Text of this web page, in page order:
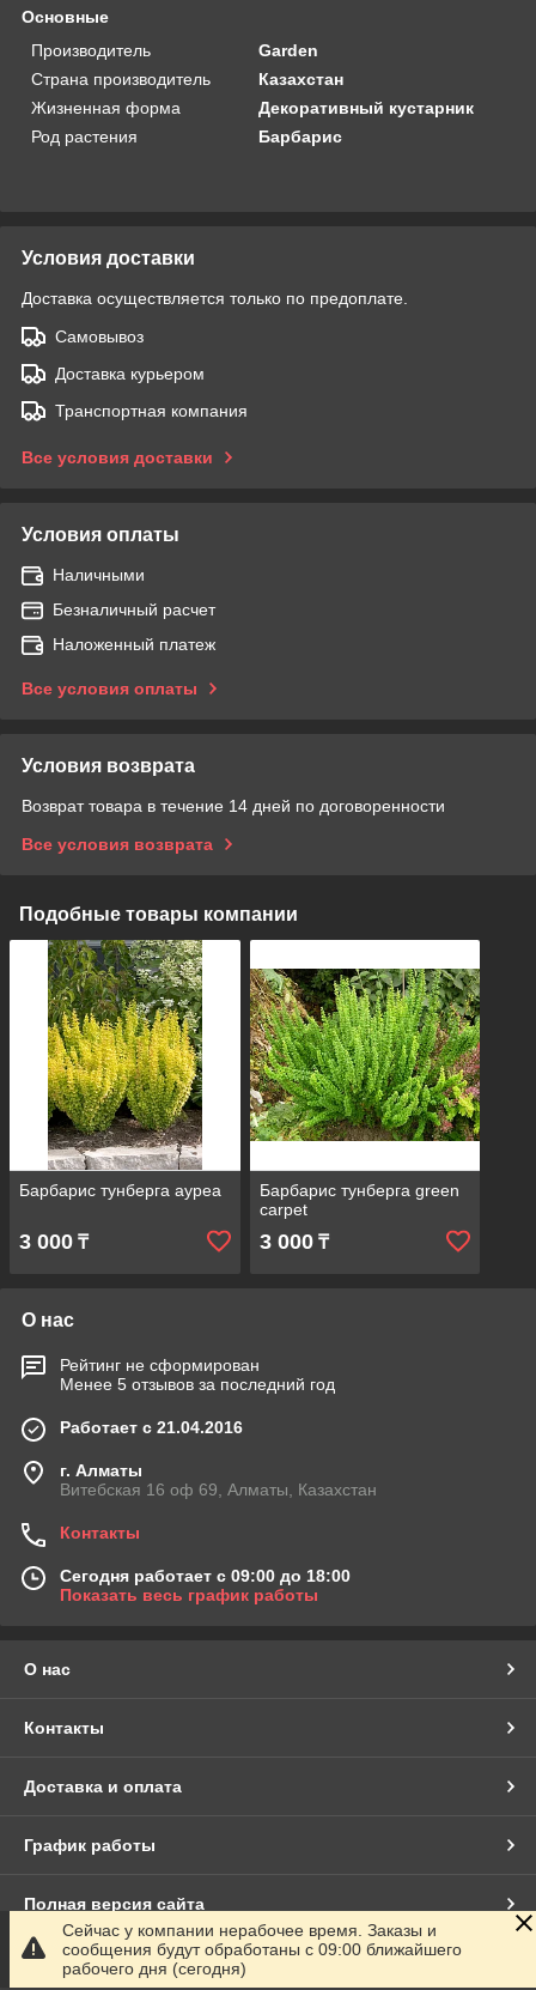
Основные
Производитель
Garden
Страна производитель
Казахстан
Жизненная форма
Декоративный кустарник
Род растения
Барбарис
Условия доставки
Доставка осуществляется только по предоплате.
Самовывоз
Доставка курьером
Транспортная компания
Все условия доставки
Условия оплаты
Наличными
Безналичный расчет
Наложенный платеж
Все условия оплаты
Условия возврата
Возврат товара в течение 14 дней по договоренности
Все условия возврата
Подобные товары компании
Барбарис тунберга ауреа
3 000 ₸
Барбарис тунберга green
carpet
3 000₸
О нас
Рейтинг не сформирован
Менее 5 отзывов за последний год
Работает с 21.04.2016
г. Алматы
Витебская 16 оф 69, Алматы, Казахстан
Контакты
Сегодня работает с 09:00 до 18:00
Показать весь график работы
О нас
Контакты
Доставка и оплата
График работы
Полная версия сайта
Сайт создан на маркетплейсе
Сейчас у компании нерабочее время. Заказы и
сообщения будут обработаны с 09:00 ближайшего
рабочего дня (сегодня)